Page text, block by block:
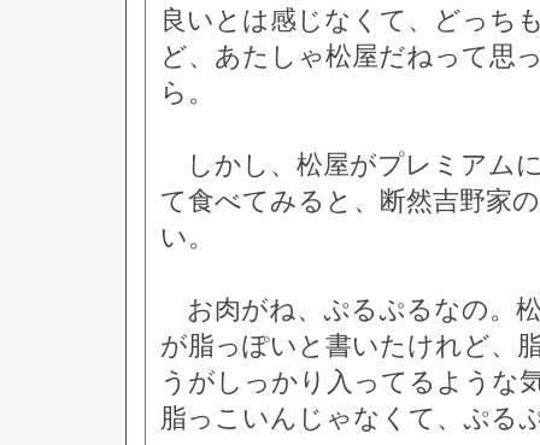
良いとは感じなくて、どっち
ど、あたしゃ松屋だねって思
ら。
しかし、松屋がプレミアム
て食べてみると、断然吉野家
い。
お肉がね、ぷるぷるなの。
が脂っぽいと書いたけれど、
うがしっかり入ってるような
脂っこいんじゃなくて、ぷる